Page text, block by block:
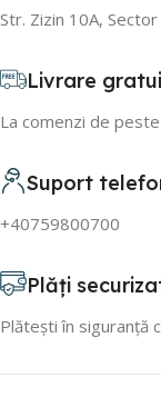
Str. Zizin 10A,
Livrare
La comenzi de
Suport
+40759800700
Plăți
Plătești în siguranță